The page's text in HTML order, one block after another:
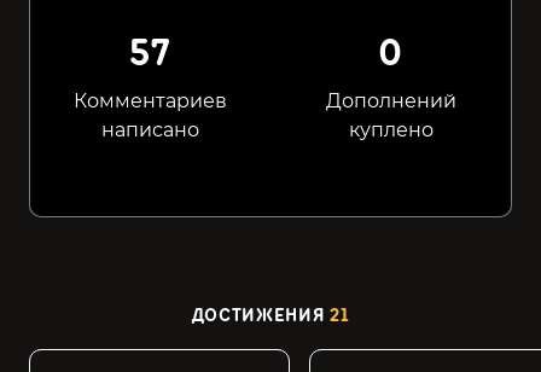
57
Комментариев
написано
0
Дополнений
куплено
ДОСТИЖЕНИЯ 21